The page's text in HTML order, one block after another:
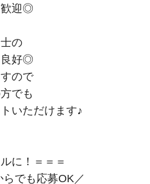
歓迎◎
の
良好◎
ので
でも
いただけます♪
に！＝＝＝
でも応募OK／